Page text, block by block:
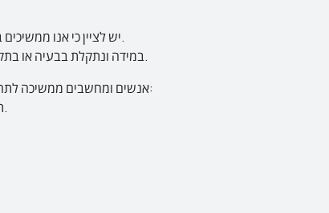
יש לציין כי אנו ממשיכים במאמצים לשפר את נגישות החברה כחלק ממחויבותנו לאפשר לכלל האוכלוסייה כולל אנשים עם מוגבלויות לקבל את השרות הנגיש ביותר.
במידה ונתקלת בבעיה או בתקלה כלשהי בנושא הנגישות, נשמח שתעדכן אותנו בכך ואנו נעשה כל מאמץ למצוא עבורך פתרון מתאים ולטפל בתקלה בהקדם ככל שניתן.
אנשים ומחשבים ממשיכה
accessibility@pc.co.il תוך ציון קישור לעמוד אליו מתייחסת הפניה וכן פרטי התקשרות עמכם, או בטלפון 03-7330706 \ 03-7330733.